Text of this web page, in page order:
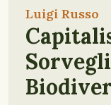
Luigi Russo